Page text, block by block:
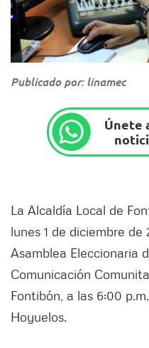
Publicado por: linamec
Únete
La Alcaldía Local de
lunes 1 de diciembre de
Asamblea Eleccionaria
Comunicación
Fontibón, a las 6:00
Hoyuelos.